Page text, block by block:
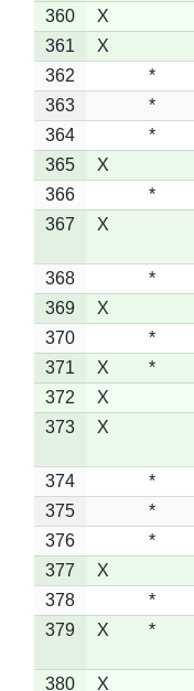
360
X
361
X
362
*
363
*
364
*
365
X
366
*
367
X
368 *
369
X
370
*
371
X *
372
X
373
X
374 *
375
*
376
*
377
X
378
*
379
X *
380 X